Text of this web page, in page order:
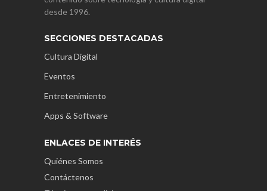
desde 1996.
SECCIONES DESTACADAS
Cultura Digital
Eventos
Entretenimiento
Apps & Software
ENLACES DE INTERÉS
Quiénes Somos
Contáctenos